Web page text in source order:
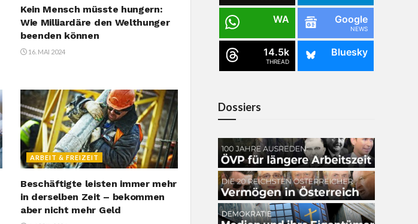
Kein Mensch müsste hungern:
Wie Milliardäre den Welthunger
beenden können
16. MAI 2024
ARBEIT & FREIZEIT
Beschäftigte leisten immer mehr
in derselben Zeit – bekommen
aber nicht mehr Geld
WA Google
NEWS
14.5k
THREAD
Bluesky
Dossiers